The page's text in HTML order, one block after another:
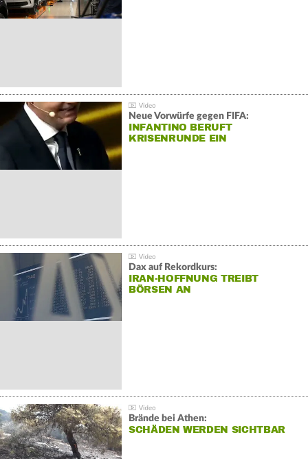
Neue Vorwürfe gegen FIFA:
INFANTINO BERUFT
KRISENRUNDE EIN
Dax auf Rekordkurs:
IRAN-HOFFNUNG TREIBT
BÖRSEN AN
Brände bei Athen:
SCHÄDEN WERDEN SICHTBAR